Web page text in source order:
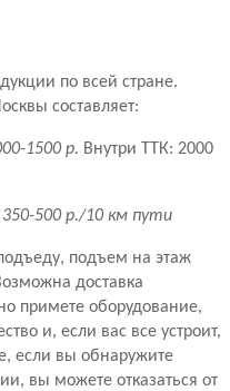
по всей стране.
составляет:
1500 р. Внутри ТТК: 2000
500 р./10 км пути
подъем на этаж
доставка
примете оборудование,
и, если вас все устроит,
если вы обнаружите
вы можете отказаться от